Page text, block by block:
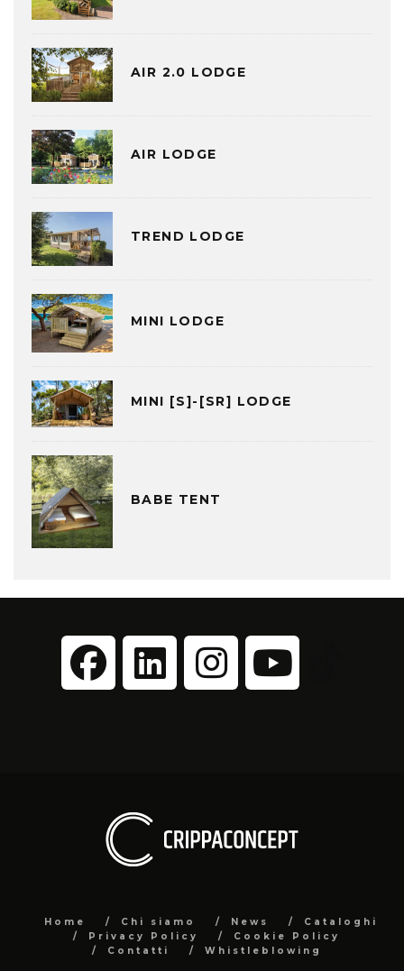
AIR 2.0 LODGE
AIR LODGE
TREND LODGE
MINI LODGE
MINI [S]-[SR] LODGE
BABE TENT
Home Chi siamo News
Cataloghi
Privacy Policy
Cookie Policy
Contatti
Whistleblowing